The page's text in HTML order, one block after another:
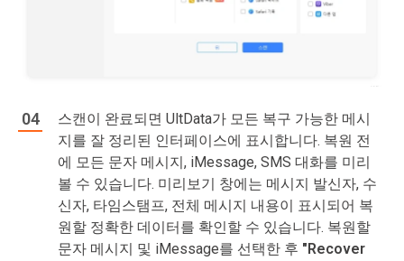
스캔이 완료되면 UltData가 모든 복구 가능한 메시
지를 잘 정리된 인터페이스에 표시합니다. 복원 전
에 모든 문자 메시지, iMessage, SMS 대화를 미리
볼 수 있습니다. 미리보기 창에는 메시지 발신자, 수
신자, 타임스탬프, 전체 메시지 내용이 표시되어 복
원할 정확한 데이터를 확인할 수 있습니다. 복원할
문자 메시지 및 iMessage를 선택한 후 "Recover